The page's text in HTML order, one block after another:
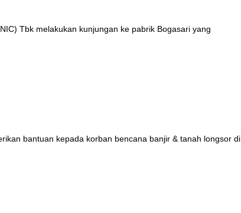
Tbk melakukan kunjungan ke pabrik Bogasari yang
bantuan kepada korban bencana banjir & tanah longsor di